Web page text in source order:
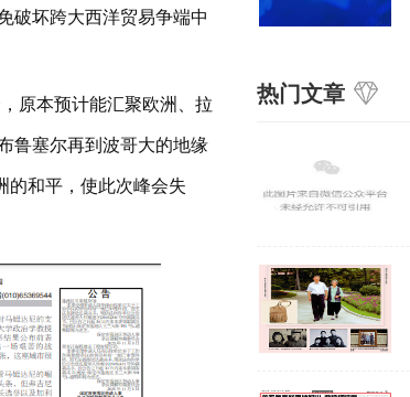
破坏跨大西洋贸易争端中
原本预计能汇聚欧洲、拉
鲁塞尔再到波哥大的地缘
的和平，使此次峰会失
热门文章